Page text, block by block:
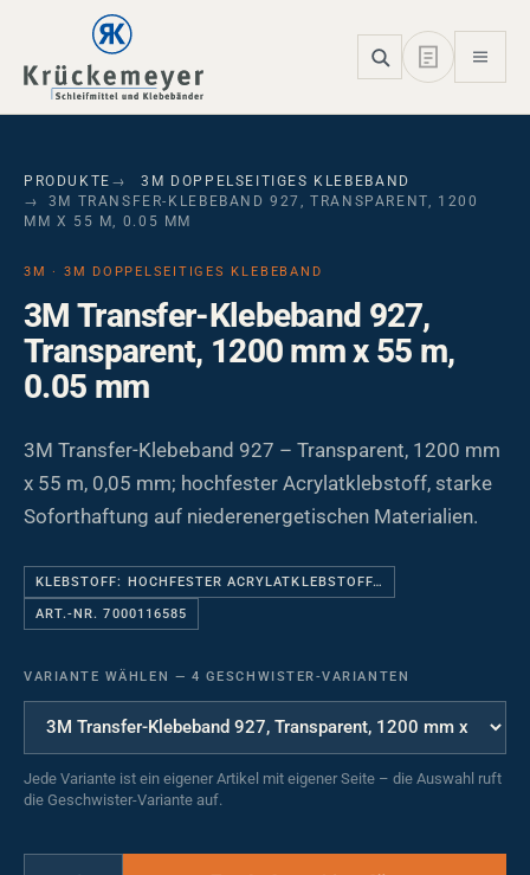
Skip to main navigation
Skip to main content
Skip to page footer
PRODUKTE
3M DOPPELSEITIGES KLEBEBAND
3M TRANSFER-KLEBEBAND 927, TRANSPARENT, 1200
MM X 55 M, 0.05 MM
3M · 3M DOPPELSEITIGES KLEBEBAND
3M Transfer-Klebeband 927,
Transparent, 1200 mm x 55 m,
0.05 mm
3M Transfer-Klebeband 927 – Transparent, 1200 mm
x 55 m, 0,05 mm; hochfester Acrylatklebstoff, starke
Soforthaftung auf niederenergetischen Materialien.
KLEBSTOFF: HOCHFESTER ACRYLATKLEBSTOFF…
ART.-NR. 7000116585
VARIANTE WÄHLEN — 4 GESCHWISTER-VARIANTEN
Jede Variante ist ein eigener Artikel mit eigener Seite – die Auswahl ruft
die Geschwister-Variante auf.